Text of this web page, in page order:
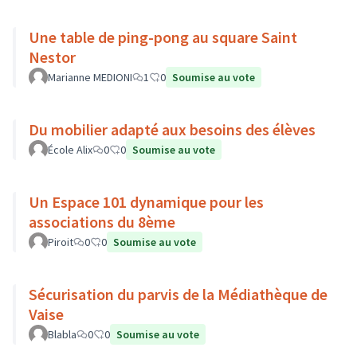
Une table de ping-pong au square Saint
Nestor
Marianne MEDIONI 1 0 Soumise au vote
Du mobilier adapté aux besoins des élèves
École Alix 0 0 Soumise au vote
Un Espace 101 dynamique pour les
associations du 8ème
Piroit 0 0 Soumise au vote
Sécurisation du parvis de la Médiathèque de
Vaise
Blabla 0 0 Soumise au vote